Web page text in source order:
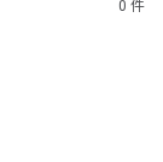
0 件